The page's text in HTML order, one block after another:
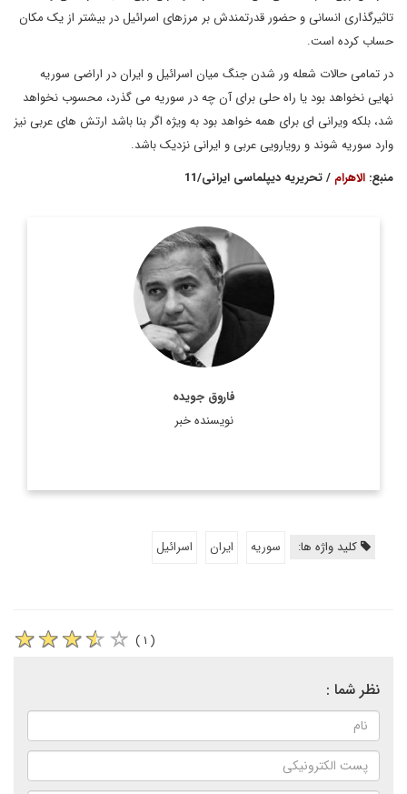
تاثیرگذاری انسانی و حضور قدرتمندش بر مرزهای اسرائیل در بیشتر از یک مکان
حساب کرده است.
در تمامی حالات شعله ور شدن جنگ میان اسرائیل و ایران در اراضی سوریه
نهایی نخواهد بود یا راه حلی برای آن چه در سوریه می گذرد، محسوب نخواهد
شد، بلکه ویرانی ای برای همه خواهد بود به ویژه اگر بنا باشد ارتش های عربی نیز
وارد سوریه شوند و رویارویی عربی و ایرانی نزدیک باشد.
منبع: الاهرام / تحریریه دیپلماسی ایرانی/11
فاروق جویده
نویسنده خبر
فاروق جویده (متولد 1946) شاعر نامی و از روزنامه‌نگاران و
روشنفکران منتقد مصری است. وی از جمله کسانی است که همواره
از محرومیت‌های کشورش در تمامی دوره‌ها نقدهای جدی ...
اطلاعات بیشتر
کلید واژه ها: سوریه ایران اسرائیل
( ۱ )
نظر شما :